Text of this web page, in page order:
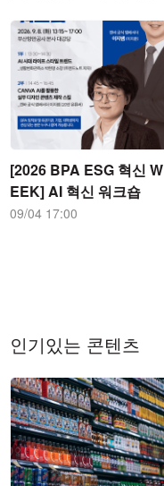
[2026 BPA ESG 혁신 W
EEK] AI 혁신 워크숍
09/04 17:00
인기있는 콘텐츠